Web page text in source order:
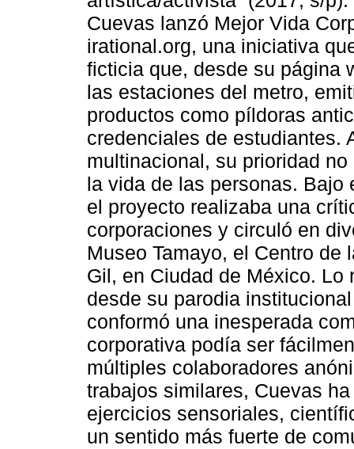
Cuevas lanzó Mejor Vida
irational.org, una iniciativa
ficticia que, desde su página
las estaciones del metro,
productos como píldoras
credenciales de estudiantes.
multinacional, su prioridad
la vida de las personas. Bajo
el proyecto realizaba una
corporaciones y circuló en
Museo Tamayo, el Centro de
Gil, en Ciudad de México.
desde su parodia
conformó una inesperada
corporativa podía ser
múltiples colaboradores
trabajos similares, Cuevas
ejercicios sensoriales,
un sentido más fuerte de